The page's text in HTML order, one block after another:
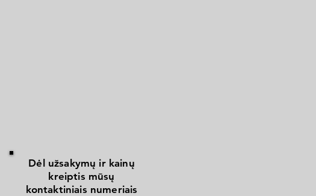
Dėl užsakymų ir kainų
kreiptis mūsų
kontaktiniais numeriais